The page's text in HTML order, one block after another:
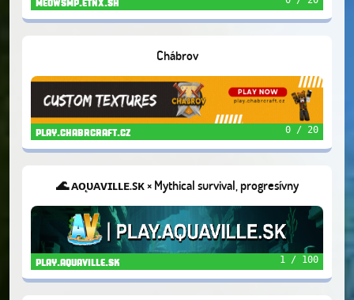
Chábrov
play.chabrcraft.cz 0 / 20
🌊 ᴀᴏ̨ᴜᴀᴠɪʟʟᴇ.ꜱᴋ × Mythical survival, progresívny
gameplay, realistické a kvalitné prevedenie ×
play.aquaville.sk 1 / 100